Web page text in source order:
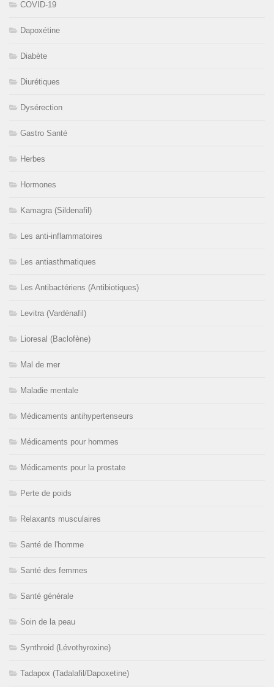
COVID-19
Dapoxétine
Diabète
Diurétiques
Dysérection
Gastro Santé
Herbes
Hormones
Kamagra (Sildenafil)
Les anti-inflammatoires
Les antiasthmatiques
Les Antibactériens (Antibiotiques)
Levitra (Vardénafil)
Lioresal (Baclofène)
Mal de mer
Maladie mentale
Médicaments antihypertenseurs
Médicaments pour hommes
Médicaments pour la prostate
Perte de poids
Relaxants musculaires
Santé de l'homme
Santé des femmes
Santé générale
Soin de la peau
Synthroid (Lévothyroxine)
Tadapox (Tadalafil/Dapoxetine)